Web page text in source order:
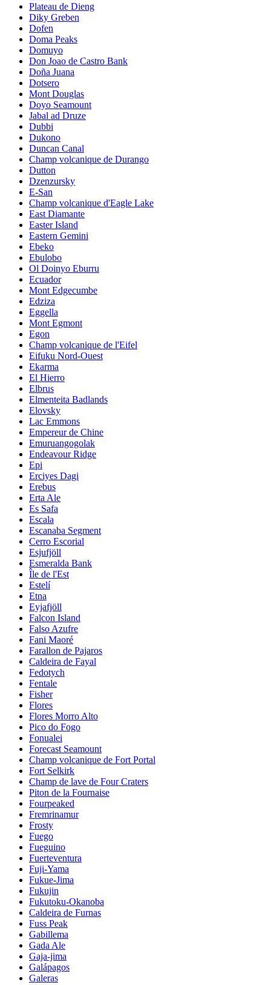
Plateau de Dieng
Diky Greben
Dofen
Doma Peaks
Domuyo
Don Joao de Castro Bank
Doña Juana
Dotsero
Mont Douglas
Doyo Seamount
Jabal ad Druze
Dubbi
Dukono
Duncan Canal
Champ volcanique de Durango
Dutton
Dzenzursky
E-San
Champ volcanique d'Eagle Lake
East Diamante
Easter Island
Eastern Gemini
Ebeko
Ebulobo
Ol Doinyo Eburru
Ecuador
Mont Edgecumbe
Edziza
Eggella
Mont Egmont
Egon
Champ volcanique de l'Eifel
Eifuku Nord-Ouest
Ekarma
El Hierro
Elbrus
Elmenteita Badlands
Elovsky
Lac Emmons
Empereur de Chine
Emuruangogolak
Endeavour Ridge
Epi
Erciyes Dagi
Erebus
Erta Ale
Es Safa
Escala
Escanaba Segment
Cerro Escorial
Esjufjöll
Esmeralda Bank
Île de l'Est
Estelí
Etna
Eyjafjöll
Falcon Island
Falso Azufre
Fani Maoré
Farallon de Pajaros
Caldeira de Fayal
Fedotych
Fentale
Fisher
Flores
Flores Morro Alto
Pico do Fogo
Fonualei
Forecast Seamount
Champ volcanique de Fort Portal
Fort Selkirk
Champ de lave de Four Craters
Piton de la Fournaise
Fourpeaked
Fremrinamur
Frosty
Fuego
Fueguino
Fuerteventura
Fuji-Yama
Fukue-Jima
Fukujin
Fukutoku-Okanoba
Caldeira de Furnas
Fuss Peak
Gabillema
Gada Ale
Gaja-jima
Galápagos
Galeras